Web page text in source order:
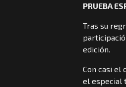
PRUEBA
Tras su
edición.
Con casi el
el especial